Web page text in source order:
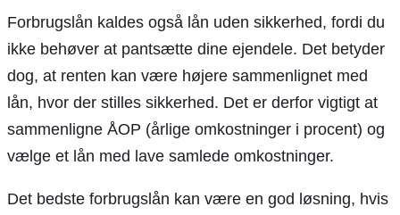
Forbrugslån kaldes også lån uden sikkerhed, fordi du
ikke behøver at pantsætte dine ejendele. Det betyder
dog, at renten kan være højere sammenlignet med
lån, hvor der stilles sikkerhed. Det er derfor vigtigt at
sammenligne ÅOP (årlige omkostninger i procent) og
vælge et lån med lave samlede omkostninger.
Det bedste forbrugslån kan være en god løsning, hvis